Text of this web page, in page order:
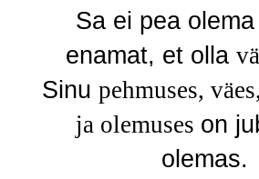
Sa ei pea
enamat, et olla
Sinu pehmuses,
ja olemuses on
olemas.